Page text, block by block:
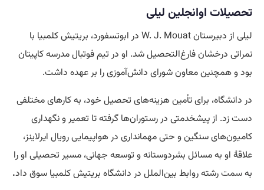
تحصیلات اوانجلین لیلی
لیلی از دبیرستان W. J. Mouat در ابوتسفورد، بریتیش کلمبیا با
نمراتی درخشان فارغ‌التحصیل شد. او در تیم فوتبال مدرسه کاپیتان
بود و همچنین معاون شورای دانش‌آموزی را بر عهده داشت.
در دانشگاه، برای تأمین هزینه‌های تحصیل خود، به کارهای مختلفی
دست زد. از پیشخدمتی در رستوران‌ها گرفته تا تعمیر و نگهداری
کامیون‌های سنگین و حتی مهمانداری در هواپیمایی رویال ایرلاینز،
علاقهٔ او به مسائل بشردوستانه و توسعه جهانی، مسیر تحصیلی او را
بهسمترشته روابط بین‌الملل در دانشگاه بریتیش کلمبیا سوق داد.